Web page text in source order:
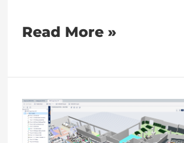
Read More »
Retail
Management: